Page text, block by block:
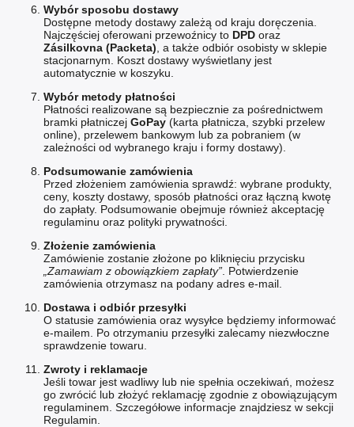
Wybór sposobu dostawy
Dostępne metody dostawy zależą od kraju doręczenia.
Najczęściej oferowani przewoźnicy to DPD oraz
Zásilkovna (Packeta) , a także odbiór osobisty w sklepie
stacjonarnym. Koszt dostawy wyświetlany jest
automatycznie w koszyku.
Wybór metody płatności
Płatności realizowane są bezpiecznie za pośrednictwem
bramki płatniczej GoPay (karta płatnicza, szybki przelew
online), przelewem bankowym lub za pobraniem (w
zależności od wybranego kraju i formy dostawy).
Podsumowanie zamówienia
Przed złożeniem zamówienia sprawdź: wybrane produkty,
ceny, koszty dostawy, sposób płatności oraz łączną kwotę
do zapłaty. Podsumowanie obejmuje również akceptację
regulaminu oraz polityki prywatności.
Złożenie zamówienia
Zamówienie zostanie złożone po kliknięciu przycisku
„Zamawiam z obowiązkiem zapłaty” . Potwierdzenie
zamówienia otrzymasz na podany adres e-mail.
Dostawa i odbiór przesyłki
O statusie zamówienia oraz wysyłce będziemy informować
e-mailem. Po otrzymaniu przesyłki zalecamy niezwłoczne
sprawdzenie towaru.
Zwroty i reklamacje
Jeśli towar jest wadliwy lub nie spełnia oczekiwań, możesz
go zwrócić lub złożyć reklamację zgodnie z obowiązującym
regulaminem. Szczegółowe informacje znajdziesz w sekcji
Regulamin